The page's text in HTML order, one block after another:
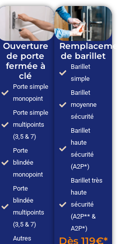
Ouverture
de porte
fermée à
clé
Porte simple
monopoint
Porte simple
multipoints
(3,5 & 7)
Porte
blindée
monopoint
Porte
blindée
multipoints
(3,5 & 7)
Autres
Remplacement
de barillet
Barillet
simple
Barillet
moyenne
sécurité
Barillet
haute
sécurité
(A2P*)
Barillet très
haute
sécurité
(A2P** &
A2P*)
Dès 119€*